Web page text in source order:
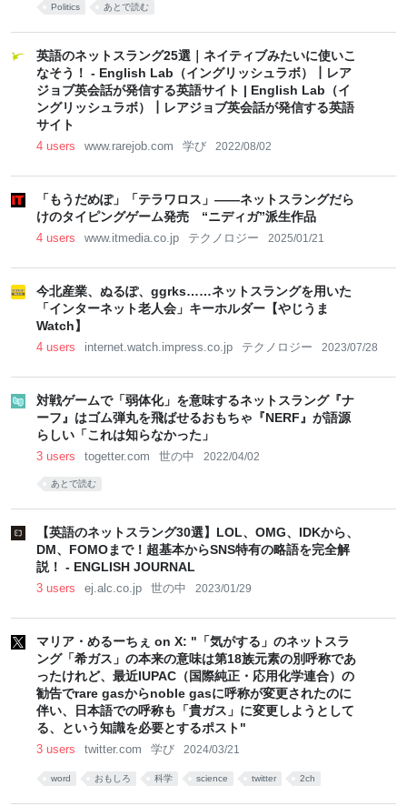
Politics あとで読む
英語のネットスラング25選｜ネイティブみたいに使いこ
なそう！ - English Lab（イングリッシュラボ）┃レア
ジョブ英会話が発信する英語サイト | English Lab（イ
ングリッシュラボ）┃レアジョブ英会話が発信する英語
サイト
4 users www.rarejob.com 学び 2022/08/02
「もうだめぽ」「テラワロス」――ネットスラングだら
けのタイピングゲーム発売 “ニディガ”派生作品
4 users www.itmedia.co.jp テクノロジー 2025/01/21
今北産業、ぬるぽ、ggrks……ネットスラングを用いた
「インターネット老人会」キーホルダー【やじうま
Watch】
4 users internet.watch.impress.co.jp テクノロジー 2023/07/28
対戦ゲームで「弱体化」を意味するネットスラング『ナ
ーフ』はゴム弾丸を飛ばせるおもちゃ『NERF』が語源
らしい「これは知らなかった」
3 users togetter.com 世の中 2022/04/02
あとで読む
【英語のネットスラング30選】LOL、OMG、IDKから、
DM、FOMOまで！超基本からSNS特有の略語を完全解
説！ - ENGLISH JOURNAL
3 users ej.alc.co.jp 世の中 2023/01/29
マリア・めるーちぇ on X: "「気がする」のネットスラ
ング「希ガス」の本来の意味は第18族元素の別呼称であ
ったけれど、最近IUPAC（国際純正・応用化学連合）の
勧告でrare gasからnoble gasに呼称が変更されたのに
伴い、日本語での呼称も「貴ガス」に変更しようとして
る、という知識を必要とするポスト"
3 users twitter.com 学び 2024/03/21
word おもしろ 科学 science twitter 2ch